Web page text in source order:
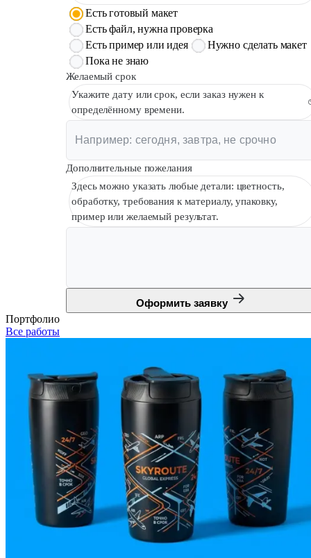
Есть готовый макет
Есть файл, нужна проверка
Есть пример или идея
Нужно сделать макет
Пока не знаю
Желаемый срок
Укажите дату или срок, если заказ нужен к
определённому времени.
Дополнительные пожелания
Здесь можно указать любые детали: цветность,
обработку, требования к материалу, упаковку,
пример или желаемый результат.
Оформить заявку
Портфолио
Все работы